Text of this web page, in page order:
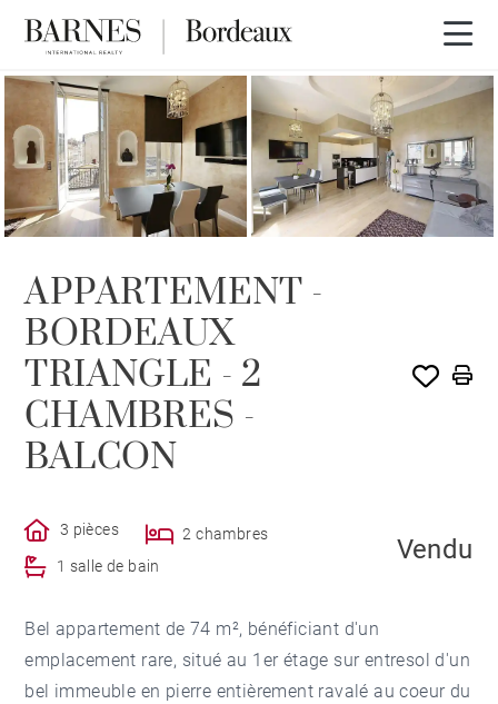
VENDU PAR BARNES
APPARTEMENT -
BORDEAUX
TRIANGLE - 2
CHAMBRES -
BALCON
3 pièces
2 chambres
1 salle de bain
Vendu
Bel appartement de 74 m², bénéficiant d'un
emplacement rare, situé au 1er étage sur entresol d'un
bel immeuble en pierre entièrement ravalé au coeur du